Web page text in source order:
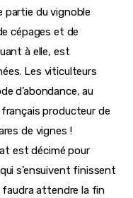
partie du vignoble
cépages et de
à elle, est
Les viticulteurs
d’abondance, au
producteur de
de vignes !
est décimé pour
s’ensuivent finissent
faudra attendre la fin